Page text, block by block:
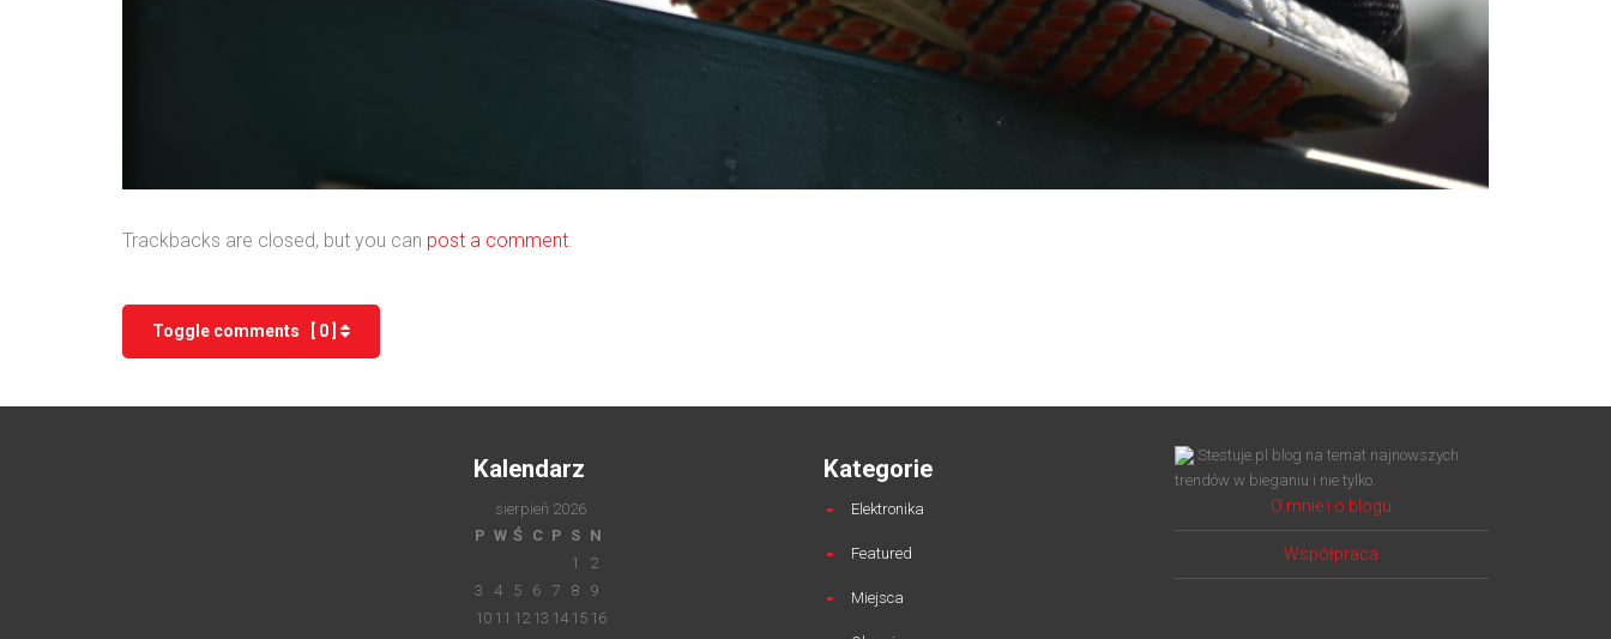
Trackbacks are closed, but you can post a comment
Toggle comments [ 0 ]
Kalendarz
sierpień 2026
P W Ś C P S
N
1
2
3
4 5 6 7 8
9
10 11 12 13 14 15 16
Kategorie
Elektronika
Featured
Miejsca
Stestuje.pl blog na temat najnowszych
trendów w bieganiu i nie tylko.
O mnie i o blogu
Współpraca